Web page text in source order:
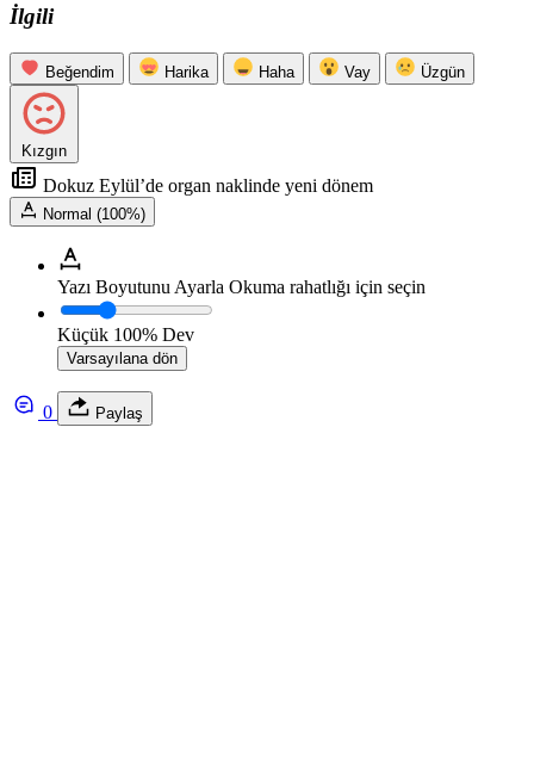
İlgili
Beğendim Harika Haha Vay Üzgün
Kızgın
Dokuz Eylül’de organ naklinde yeni dönem
Normal (100%)
Yazı Boyutunu Ayarla Okuma rahatlığı için seçin
Küçük 100% Dev
Varsayılana dön
0 Paylaş